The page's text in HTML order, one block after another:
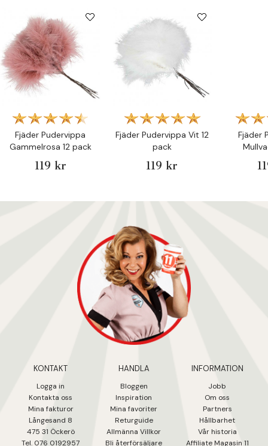
Fjäder Pudervippa
Gammelrosa 12 pack
119 kr
Fjäder Pudervippa Vit 12
pack
119 kr
Fjäder
KONTAKT
Logga in
Kontakta oss
Mina fakturor
Långesand 8
475 31 Öckerö
Tel. 076 0192957
HANDLA
Bloggen
Inspiration
Mina favoriter
Returguide
Allmänna Villkor
Bli återförsäljare
INFORMATION
Jobb
Om oss
Partners
Hållbarhet
Vår historia
Affiliate Magasin 11